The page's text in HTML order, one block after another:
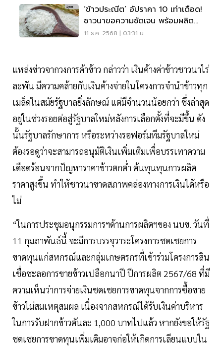
‘ข้าวประณีต’ อัปราคา 10 เท่าเดือด!
ชาวนาขอความชัดเจน พร้อมผลิต–
ไม่เพ้อฝัน
11 ธ.ค. 2568 | 03:31 น.
แหล่งข่าวจากวงการค้าข้าว กล่าวว่า เงินค้างค่าข้าวชาวนาไร่
ละพัน มีความคล้ายกับเงินค้างจ่ายในโครงการจำนำข้าวทุก
เมล็ดในสมัยรัฐบาลยิ่งลักษณ์ แต่มีจำนวนน้อยกว่า ซึ่งล่าสุด
อยู่ในช่วงรอยต่อสู่รัฐบาลใหม่หลังการเลือกตั้งที่จะมีขึ้น ดัง
นั้นรัฐบาลรักษาการ หรือระหว่างรอฟอร์มทีมรัฐบาลใหม่
ต้องรอดูว่าจะสามารถอนุมัติเงินเพิ่มเติมเพื่อบรรเทาความ
เดือดร้อนจากปัญหาราคาข้าวตกต่ำ ต้นทุนทุนการผลิต
ราคาสูงขึ้น ทำให้ชาวนาขาดสภาพคล่องทางการเงินได้หรือ
ไม่
“ในการประชุมอนุกรรมการฯด้านการผลิตฯของ นบข. วันที่
11 กุมภาพันธ์นี้ จะมีการบรรจุวาระโครงการชดเชยการ
ขาดทุนแก่สหกรณ์และกลุ่มเกษตรกรที่เข้าร่วมโครงการสิน
เชื่อชะลอการขายข้าวเปลือกนาปี ปีการผลิต 2567/68 ที่มี
ความเห็นว่าการจ่ายเงินชดเชยการขาดทุนจากการซื้อขาย
ข้าวไม่สมเหตุสมผล เนื่องจากสหกรณ์ได้รับเงินค่าบริหาร
ในการรับฝากข้าวตันละ 1,000 บาทไปแล้ว หากยังขอให้รัฐ
ชดเชยการขาดทุนเพิ่มเติมอาจก่อให้เกิดการเลียนแบบใน